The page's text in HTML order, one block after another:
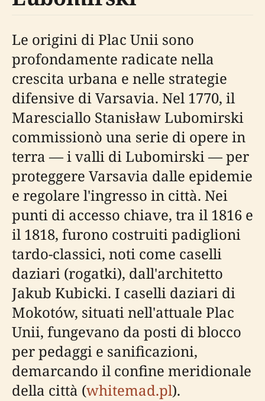
Le origini di Plac Unii sono
profondamente radicate nella
crescita urbana e nelle strategie
difensive di Varsavia. Nel 1770, il
Maresciallo Stanisław Lubomirski
commissionò una serie di opere in
terra — i valli di Lubomirski — per
proteggere Varsavia dalle epidemie
e regolare l'ingresso in città. Nei
punti di accesso chiave, tra il 1816 e
il 1818, furono costruiti padiglioni
tardo-classici, noti come caselli
daziari (rogatki), dall'architetto
Jakub Kubicki. I caselli daziari di
Mokotów, situati nell'attuale Plac
Unii, fungevano da posti di blocco
per pedaggi e sanificazioni,
demarcando il confine meridionale
della città (whitemad.pl).